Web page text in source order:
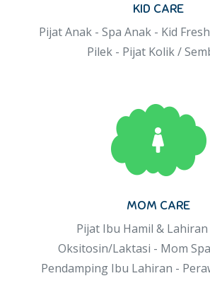
KID CARE
Pijat Anak - Spa Anak - Kid
Pilek - Pijat Kolik /
MOM CARE
Pijat Ibu Hamil &
Oksitosin/Laktasi - Mom
Pendamping Ibu Lahiran -